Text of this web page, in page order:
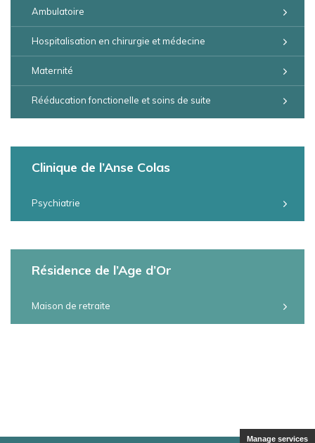
Ambulatoire
Hospitalisation en chirurgie et médecine
Maternité
Rééducation fonctionelle et soins de suite
Clinique de l’Anse Colas
Psychiatrie
Résidence de l’Age d’Or
Maison de retraite
Manage services